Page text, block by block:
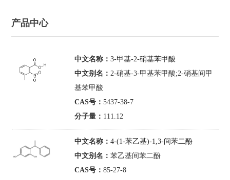
产品中心
中文名称： 3-甲基-2-硝基苯甲酸
中文别名： 2-硝基-3-甲基苯甲酸;2-硝基间甲
基苯甲酸
CAS号： 5437-38-7
分子量： 111.12
中文名称： 4-(1-苯乙基)-1,3-间苯二酚
中文别名： 苯乙基间苯二酚
CAS号： 85-27-8